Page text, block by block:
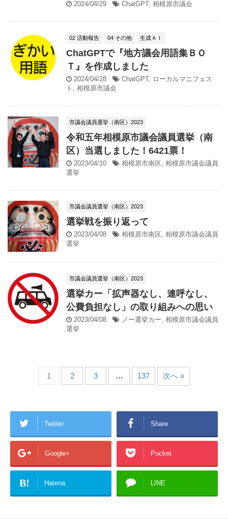
2024/04/29 ChatGPT, 相模原市議会
02 活動報告 04 その他 生成ＡＩ
ChatGPTで『地方議会用語集ＢＯ
Ｔ』を作成しました
2024/04/28 ChatGPT, ローカルマニフェス
ト , 相模原市議会
市議会議員選挙（南区）2023
令和五年相模原市議会議員選挙（南
区）当選しました！6421票！
2023/04/10 相模原市南区, 相模原市議会議員
選挙
市議会議員選挙（南区）2023
選挙戦を振り返って
2023/04/08 相模原市南区, 相模原市議会議員
選挙
市議会議員選挙（南区）2023
選挙カー「拡声器なし、連呼なし、
公費負担なし」の取り組みへの思い
2023/04/08 ノー選挙カー, 相模原市議会議員
選挙
1 2 3 … 137 次へ »
Twitter Share
Google+ Pocket
B! Hatena LINE